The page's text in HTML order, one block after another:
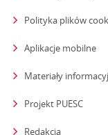
Polityka plików
Aplikacje mobilne
Materiały
Projekt PUESC
Redakcja